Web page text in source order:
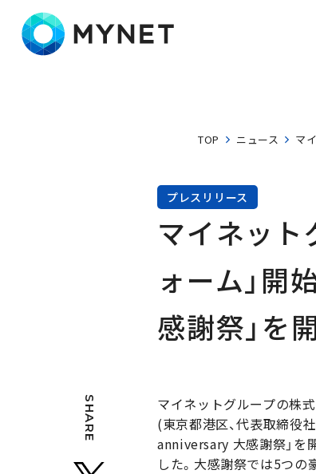
TOP ニュース マ
プレスリリース
マイネッ
ォーム」
感謝祭」を
SHARE
マイネットグループの株
(東京都港区、代表取締役
anniversary 大感謝祭」を
した。大感謝祭では5つの